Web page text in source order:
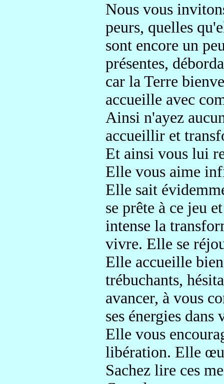
Nous vous
peurs, quelles
sont encore un
présentes,
car la Terre
accueille avec
Ainsi n'ayez
accueillir et trans
Et ainsi vous lui
Elle vous aime
Elle sait
se prête à ce jeu
intense la
vivre. Elle se
Elle accueille
trébuchants,
avancer, à vous
ses énergies
Elle vous
libération. Elle
Sachez lire ces